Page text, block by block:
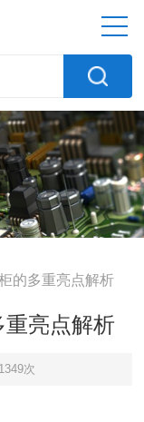
的多重亮点解析
亮点解析
次